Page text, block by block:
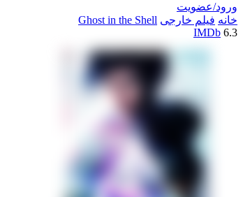
ورود/عضویت
خانه فیلم خارجی Ghost in the Shell
IMDb 6.3